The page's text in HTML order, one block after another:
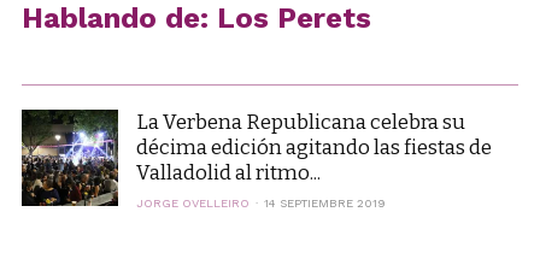
Hablando de: Los Perets
La Verbena Republicana celebra su
décima edición agitando las fiestas de
Valladolid al ritmo...
JORGE OVELLEIRO 14 SEPTIEMBRE 2019